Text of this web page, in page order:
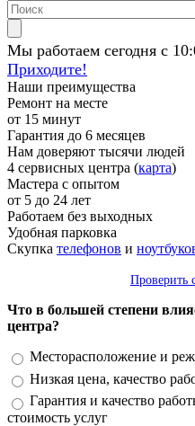
Мы работаем сегодня с
Приходите!
Наши преимущества
Ремонт на месте
от 15 минут
Гарантия до 6 месяцев
Нам доверяют тысячи людей
4 сервисных центра (карта)
Мастера с опытом
от 5 до 24 лет
Работаем без выходных
Удобная парковка
Скупка телефонов и
Проверить
Что в большей степени
центра?
Варианты
Месторасположение и
Низкая цена, качество
Гарантия и качество
стоимость услуг